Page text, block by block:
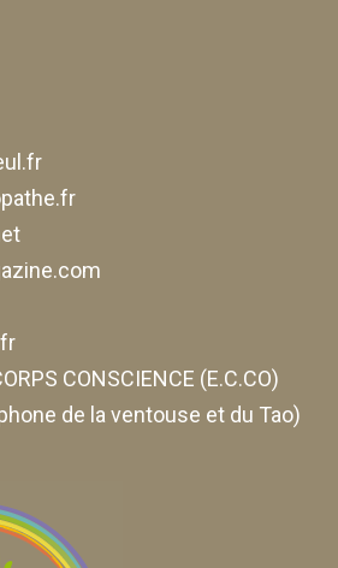
CONSCIENCE (E.C.CO)
de la ventouse et du Tao)